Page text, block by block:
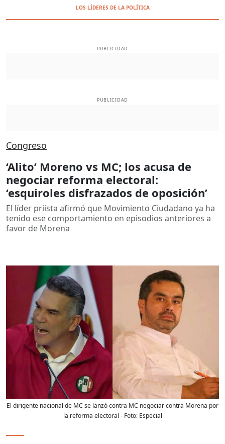
LOS LÍDERES DE LA POLÍTICA
PUBLICIDAD
PUBLICIDAD
Congreso
‘Alito’ Moreno vs MC; los acusa de
negociar reforma electoral:
‘esquiroles disfrazados de oposición’
El líder priista afirmó que Movimiento Ciudadano ya ha
tenido ese comportamiento en episodios anteriores a
favor de Morena
El dirigente nacional de MC se lanzó contra MC negociar contra Morena por
la reforma electoral - Foto: Especial